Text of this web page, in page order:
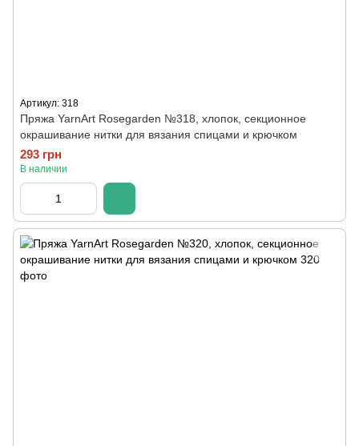
Артикул: 318
Пряжа YarnArt Rosegarden №318, хлопок, секционное
окрашивание нитки для вязания спицами и крючком
293 грн
В наличии